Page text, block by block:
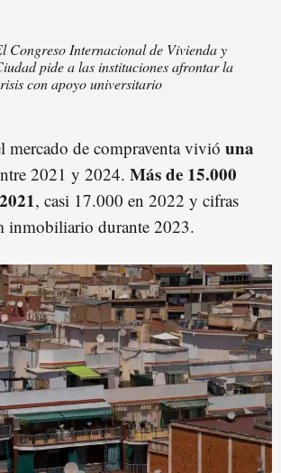
Congreso Internacional de Vivienda y
pide a las instituciones afrontar la
con apoyo universitario
mercado de compraventa vivió una
2021 y 2024. Más de 15.000
, casi 17.000 en 2022 y cifras
inmobiliario durante 2023.